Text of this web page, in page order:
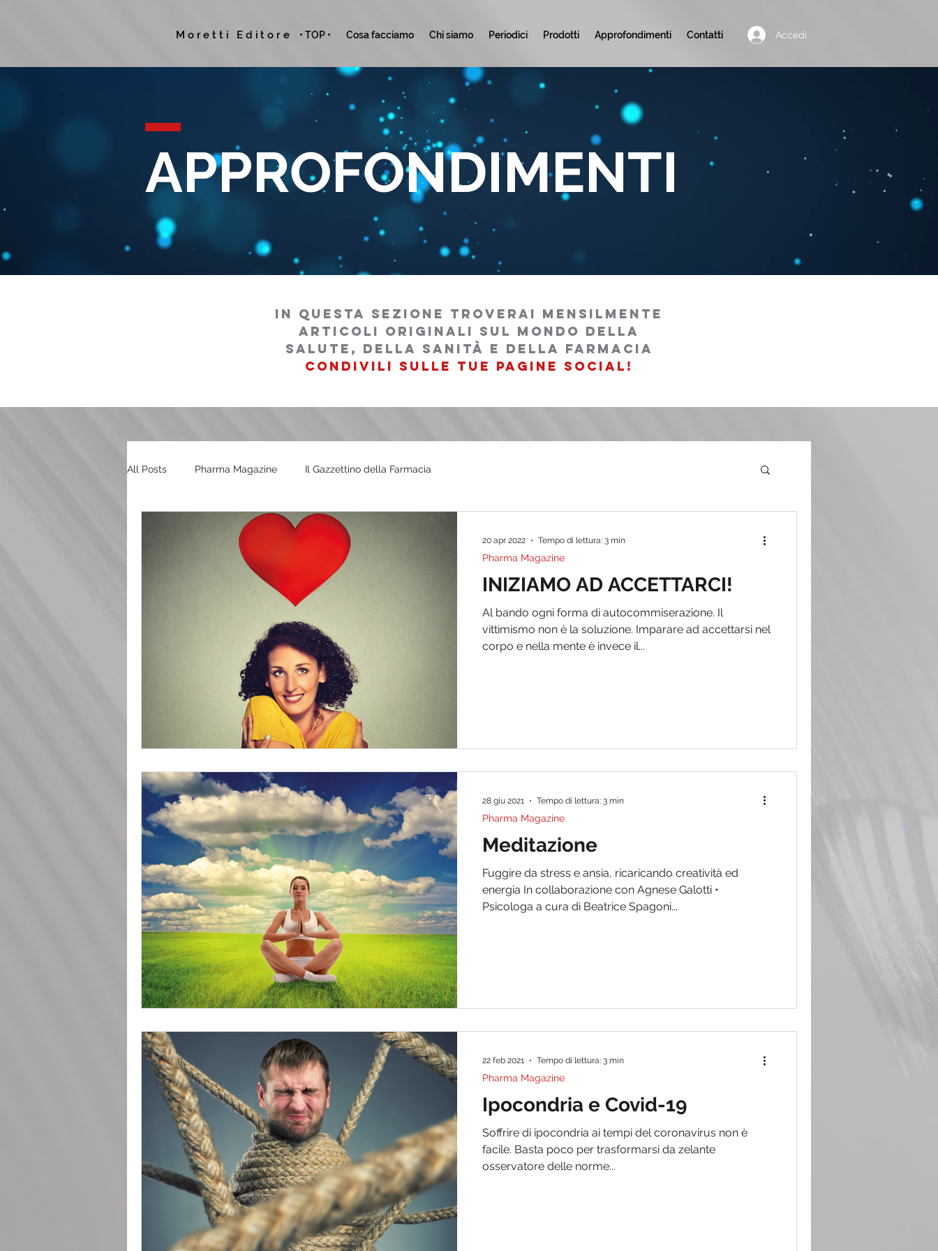
Moretti Editore • TOP • Cosa facciamo Chi siamo Periodici Prodotti Approfondimenti Contatti Accedi
APPROFONDIMENTI
in questa sezione troverai mensilmente
articoli originali sul mondo della
salutE, della sanità e della farmacia
condivili sulle tue pagine social!
All Posts Pharma Magazine Il Gazzettino della Farmacia
INIZIAMO AD ACCETTARCI!
Al bando ogni forma di autocommiserazione. Il
vittimismo non è la soluzione. Imparare ad accettarsi nel
corpo e nella mente è invece il...
Pharma Magazine
20 apr 2022 Tempo di lettura: 3 min
Meditazione
Fuggire da stress e ansia, ricaricando creatività ed
energia In collaborazione con Agnese Galotti •
Psicologa a cura di Beatrice Spagoni...
Pharma Magazine
28 giu 2021 Tempo di lettura: 3 min
Ipocondria e Covid-19
Soffrire di ipocondria ai tempi del coronavirus non è
facile. Basta poco per trasformarsi da zelante
osservatore delle norme...
Pharma Magazine
22 feb 2021 Tempo di lettura: 3 min